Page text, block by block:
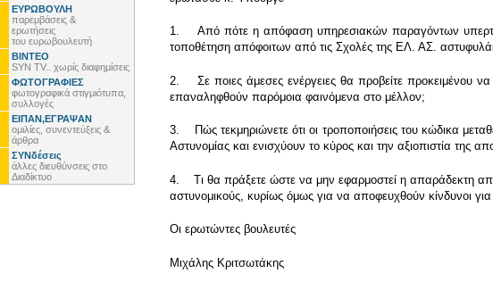
ΕΥΡΩΒΟΥΛΗ
παρεμβάσεις &
ερωτήσεις
του ευρωβουλευτή
ΒΙΝΤΕΟ
SYN TV.. χωρίς διαφημίσεις
ΦΩΤΟΓΡΑΦΙΕΣ
φωτογραφικά στιγμιότυπα,
συλλογές
ΕΙΠΑΝ,ΕΓΡΑΨΑΝ
ομιλίες, συνεντεύξεις &
άρθρα
ΣΥΝδέσεις
άλλες διευθύνσεις στο
Διαδίκτυο
1. Από πότε η απόφαση υπηρεσιακών παραγόντων
τοποθέτηση απόφοιτων από τις Σχολές της ΕΛ. ΑΣ.
2. Σε ποιες άμεσες ενέργειες θα προβείτε προκειμένου να
επαναληφθούν παρόμοια φαινόμενα στο μέλλον;
3. Πώς τεκμηριώνετε ότι οι τροποποιήσεις του κώδικα
Αστυνομίας και ενισχύουν το κύρος και την αξιοπιστία της
4. Τι θα πράξετε ώστε να μην εφαρμοστεί η απαράδεκτη
αστυνομικούς, κυρίως όμως για να αποφευχθούν κίνδυνοι για
Οι ερωτώντες βουλευτές
Μιχάλης Κριτσωτάκης